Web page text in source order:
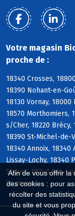
Afin de vous offrir la
des cookies : pour
récolter des
du site et vous
Votre magasin
proche de :
18340 Crosses,
18390 Nohant-en-
18130 Vornay,
18570 Morthomiers,
s/Cher, 18220 Brécy,
18390 St-Michel-de-
18340 Annoix, 18340
Lissay-Lochy, 18340
St-Just, 18340 Ste-
Septaine